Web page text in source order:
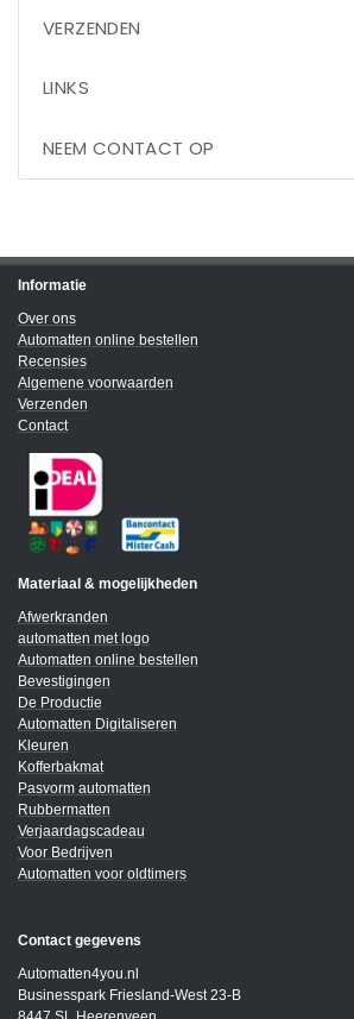
VERZENDEN
LINKS
NEEM CONTACT OP
Informatie
Over ons
Automatten online bestellen
Recensies
Algemene voorwaarden
Verzenden
Contact
Materiaal & mogelijkheden
Afwerkranden
automatten met logo
Automatten online bestellen
Bevestigingen
De Productie
Automatten Digitaliseren
Kleuren
Kofferbakmat
Pasvorm automatten
Rubbermatten
Verjaardagscadeau
Voor Bedrijven
Automatten voor oldtimers
Contact gegevens
Automatten4you.nl
Businesspark Friesland-West 23-B